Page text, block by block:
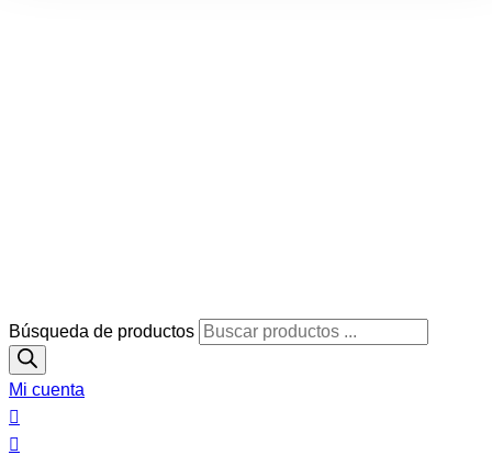
Búsqueda de productos
Mi cuenta